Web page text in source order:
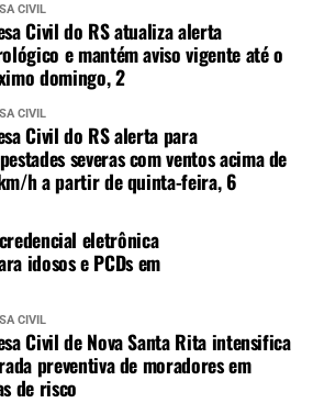
CIVIL
Civil do RS atualiza alerta
e mantém aviso vigente até o
domingo, 2
CIVIL
Civil do RS alerta para
severas com ventos acima de
h a partir de quinta-feira, 6
eletrônica
idosos e PCDs em
CIVIL
Civil de Nova Santa Rita intensifica
preventiva de moradores em
de risco